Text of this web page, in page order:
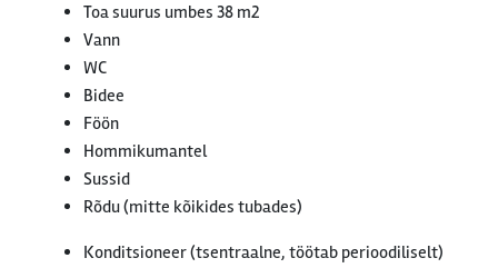
Toa suurus umbes 38 m2
Vann
WC
Bidee
Föön
Hommikumantel
Sussid
Rõdu (mitte kõikides tubades)
Konditsioneer (tsentraalne, töötab perioodiliselt)